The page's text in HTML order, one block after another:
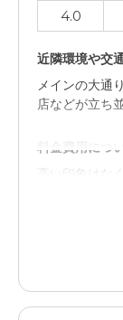
4.0
近隣環境や交
メインの大通
店などが立ち
料金費用につ
高い印象はな